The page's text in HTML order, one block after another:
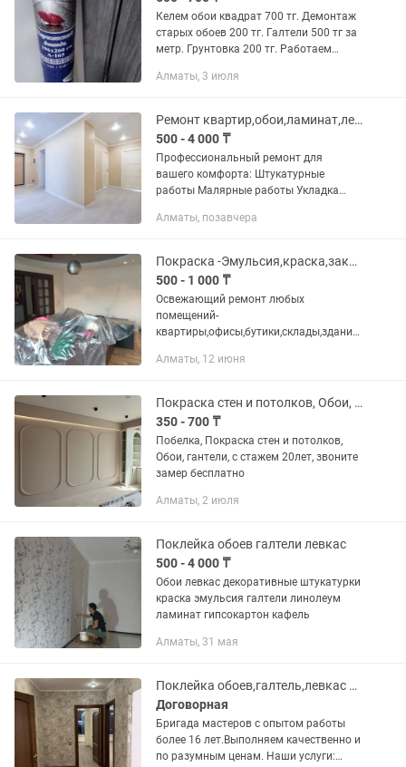
Келем обои квадрат 700 тг. Демонтаж
старых обоев 200 тг. Галтели 500 тг за
метр. Грунтовка 200 тг. Работаем
Стаж большой. Звоните любой время
Алматы, 3 июля
Ремонт квартир,обои,ламинат,левкас,покраска,откос,галтели,все виды отделок
500 - 4 000 ₸
Профессиональный ремонт для
вашего комфорта: Штукатурные
работы Малярные работы Укладка
мрамор,бамбуковые
Монтаж...
Алматы, позавчера
Покраска -Эмульсия,краска,закатка,обои,галтели, линолеум плинтуса
500 - 1 000 ₸
Освежающий ремонт любых
помещений-
квартиры,офисы,бутики,склады,здания,
,побелка,наклейка
розеток,смесителей,люстра, гардина,
линолеум...
Алматы, 12 июня
Покраска стен и потолков, Обои, галтели
350 - 700 ₸
Побелка, Покраска стен и потолков,
Обои, гантели, с стажем 20лет, звоните
замер бесплатно
Алматы, 2 июля
Поклейка обоев галтели левкас
500 - 4 000 ₸
Обои левкас декоративные штукатурки
краска эмульсия галтели линолеум
ламинат гипсокартон кафель
Алматы, 31 мая
Поклейка обоев,галтель,левкас итп ремонты квартир
Договорная
Бригада мастеров с опытом работы
более 16 лет.Выполняем качественно и
по разумным ценам. Наши услуги: